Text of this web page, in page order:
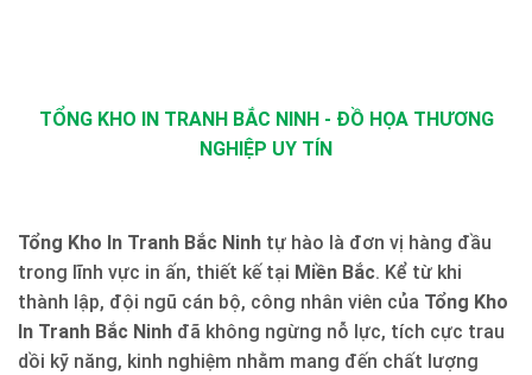
TỔNG KHO IN TRANH BẮC NINH - ĐỒ HỌA THƯƠNG
NGHIỆP UY TÍN
Tổng Kho In Tranh Bắc Ninh tự hào là đơn vị hàng đầu
trong lĩnh vực in ấn, thiết kế tại Miền Bắc. Kể từ khi
thành lập, đội ngũ cán bộ, công nhân viên của Tổng Kho
In Tranh Bắc Ninh đã không ngừng nỗ lực, tích cực trau
dồi kỹ năng, kinh nghiệm nhằm mang đến chất lượng